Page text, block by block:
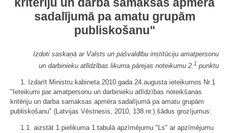
sadalījumā pa amatu grupām
publiskošanu"
Izdoti saskaņā ar Valsts un pašvaldību institūciju amatpersonu
un darbinieku atlīdzības likuma pārejas noteikumu 2. 1 punktu
1. Izdarīt Ministru kabineta 2010.gada 24.augusta ieteikumos Nr.1
"Ieteikumi par amatpersonu un darbinieku atlīdzības noteikšanas
kritēriju un darba samaksas apmēra sadalījumā pa amatu grupām
publiskošanu" (Latvijas Vēstnesis, 2010, 138.nr.) šādus grozījumus:
1.1. aizstāt 1.pielikuma 1.tabulā apzīmējumu "Ls" ar apzīmējumu